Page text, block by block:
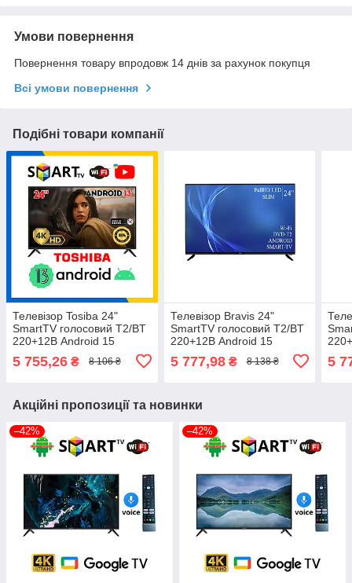
Умови повернення
Повернення товару впродовж 14 днів за рахунок покупця
Всі умови повернення
Подібні товари компанії
Телевізор Tosiba 24"
SmartTV голосовий T2/BT
220+12В Android 15
5 755,26 ₴ 8 106 ₴
Телевізор Bravis 24"
SmartTV голосовий T2/BT
220+12В Android 15
5 777,98₴ 8 138 ₴ 5
Акційні пропозиції та новинки
–42% –42%